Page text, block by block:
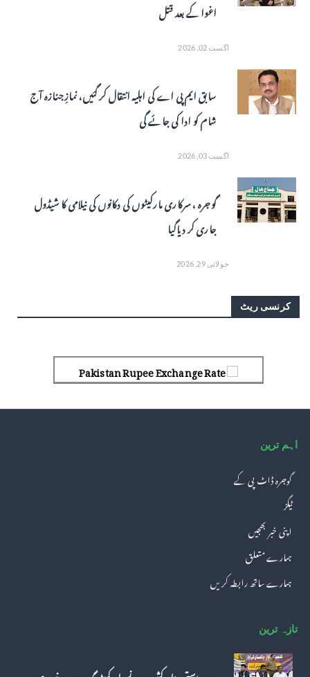
اغوا کے بعد قتل
اگست 02, 2026
سابق ایم پی اے کی اہلیہ انتقال کر گئیں، نمازِ جنازہ آج
شام کو ادا کی جائے گی
اگست 03, 2026
گوجرہ ، سرکاری مارکیٹوں کی دکانوں کی نیلامی کا شیڈول
جاری کر دیاگیا
جولائی 29, 2026
کرنسی ریٹ
Pakistan Rupee Exchange Rate
اہم ترین
گوجرہ ڈاٹ پی کے
ٹیگز
اپنی خبر بھجیں
ہمارے متعلق
ہمارے ساتھ رابطہ کریں
تازہ ترین